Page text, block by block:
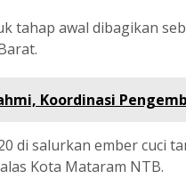
tahap awal dibagikan
Koordinasi
di salurkan ember cuci
Kota Mataram NTB.